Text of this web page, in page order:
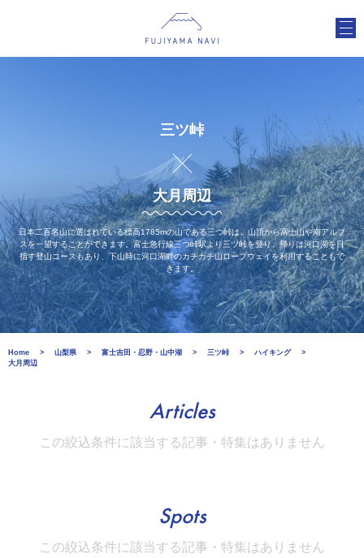
三ツ峠
大月周辺
日本二百名山に選ばれている標高1785mの山である三つ峠は、山頂から富士山や南アルプ
スを一望することができます。富士急行線三つ峠駅より三ツ峠を登り、帰りは河口湖を目
指す登山コースもあり、下山時に河口湖畔のカチカチ山ロープウェイを利用することもで
きます。
Home 山梨県 富士吉田・忍野・山中湖 三ツ峠
ハイキング
大月周辺
Articles
この絞込条件に該当する記事・特集はありません
Spots
この絞込条件に該当する記事・特集はありません